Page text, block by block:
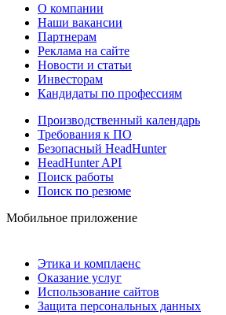
О компании
Наши вакансии
Партнерам
Реклама на сайте
Новости и статьи
Инвесторам
Кандидаты по профессиям
Производственный календарь
Требования к ПО
Безопасный HeadHunter
HeadHunter API
Поиск работы
Поиск по резюме
Мобильное приложение
Этика и комплаенс
Оказание услуг
Использование сайтов
Защита персональных данных